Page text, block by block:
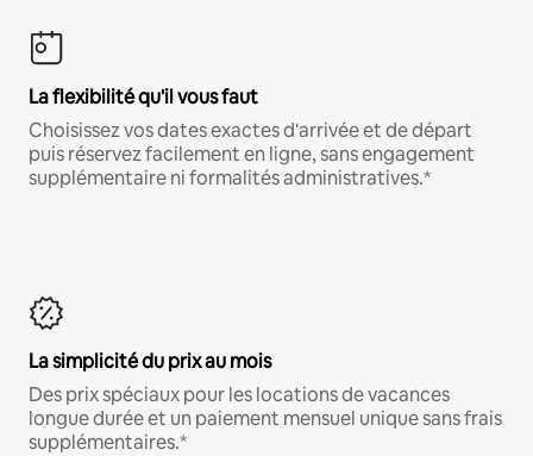
La flexibilité qu'il vous faut
Choisissez vos dates exactes d'arrivée et de départ
puis réservez facilement en ligne, sans engagement
supplémentaire ni formalités administratives.*
La simplicité du prix au mois
Des prix spéciaux pour les locations de vacances
longue durée et un paiement mensuel unique sans frais
supplémentaires.*